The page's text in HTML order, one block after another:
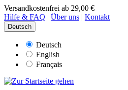
Versandkostenfrei ab 29,00 €
Hilfe & FAQ | Über uns | Kontakt
Deutsch
Deutsch
English
Français